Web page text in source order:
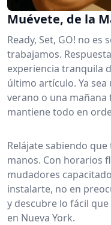
Muévete, de la
Ready, Set, GO! no es
trabajamos.
experiencia tranquila
último artículo. Ya
verano o una
mantiene todo en
Relájate sabiendo
manos. Con horarios
mudadores
instalarte, no en
y descubre lo fácil
en Nueva York.